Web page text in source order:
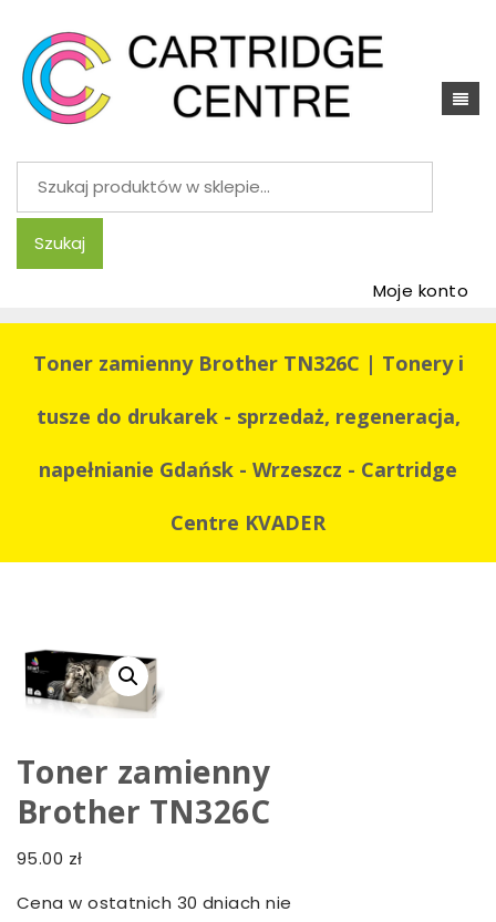
Szukaj:
Szukaj
Moje konto
Toner zamienny Brother TN326C | Tonery i
tusze do drukarek - sprzedaż, regeneracja,
napełnianie Gdańsk - Wrzeszcz - Cartridge
Centre KVADER
Toner zamienny
Brother TN326C
95.00 zł
Cena w ostatnich 30 dniach nie